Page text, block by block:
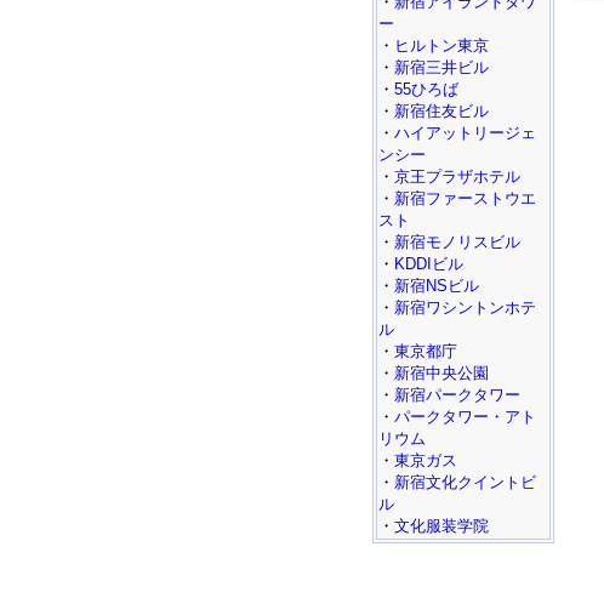
ー
・ ヒルトン東京
・ 新宿三井ビル
・ 55ひろば
・ 新宿住友ビル
・ ハイアットリージェ
ンシー
・ 京王プラザホテル
・ 新宿ファーストウエ
スト
・ 新宿モノリスビル
・ KDDIビル
・ 新宿NSビル
・ 新宿ワシントンホテ
ル
・ 東京都庁
・ 新宿中央公園
・ 新宿パークタワー
・ パークタワー・アト
リウム
・ 東京ガス
・ 新宿文化クイントビ
ル
・ 文化服装学院